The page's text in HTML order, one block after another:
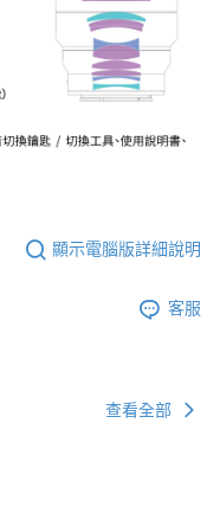
顯示電腦版詳細說明
客服
查看全部